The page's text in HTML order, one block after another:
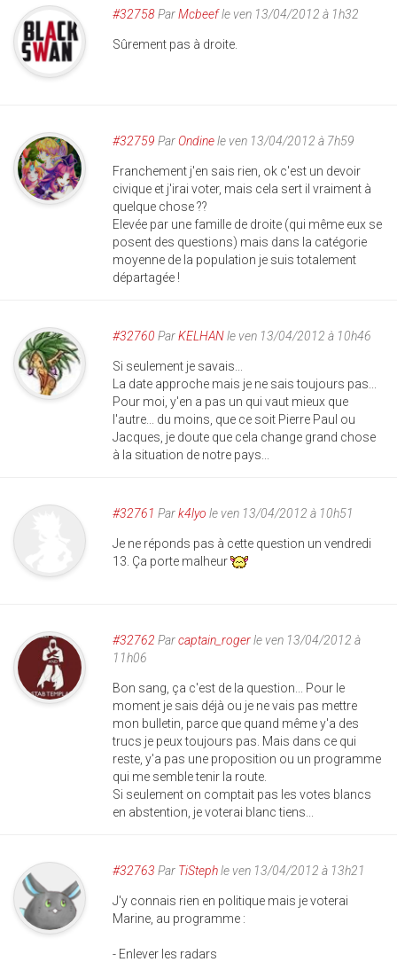
#32758ParMcbeefle ven 13/04/2012 à 1h32
Sûrement pas à droite.
#32759 ParOndinele ven 13/04/2012 à 7h59
Franchement j'en sais rien, ok c'est un devoir
civique et j'irai voter, mais cela sert il vraiment à
quelque chose ??
Elevée par une famille de droite (qui même eux se
posent des questions) mais dans la catégorie
moyenne de la population je suis totalement
départagée !
#32760 ParKELHANle ven 13/04/2012 à 10h46
Si seulement je savais...
La date approche mais je ne sais toujours pas...
Pour moi, y'en a pas un qui vaut mieux que
l'autre... du moins, que ce soit Pierre Paul ou
Jacques, je doute que cela change grand chose
à la situation de notre pays...
#32761 Park4lyo le ven 13/04/2012 à 10h51
Je ne réponds pas à cette question un vendredi
13. Ça porte malheur
#32762 Parcaptain_rogerle ven 13/04/2012 à
11h06
Bon sang, ça c'est de la question... Pour le
moment je sais déjà ou je ne vais pas mettre
mon bulletin, parce que quand même y'a des
trucs je peux toujours pas. Mais dans ce qui
reste, y'a pas une proposition ou un programme
qui me semble tenir la route.
Si seulement on comptait pas les votes blancs
en abstention, je voterai blanc tiens...
#32763 Par TiStephle ven 13/04/2012 à 13h21
J'y connais rien en politique mais je voterai
Marine, au programme :
- Enlever les radars